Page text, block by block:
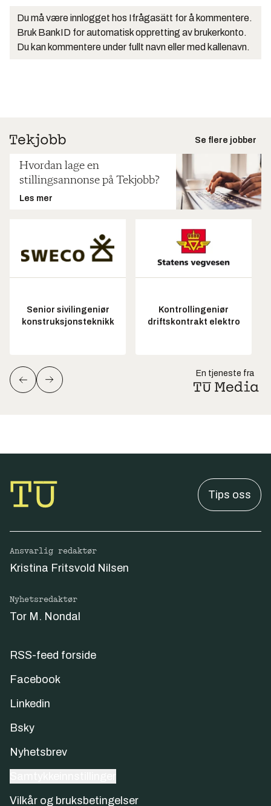
Du må være innlogget hos Ifrågasätt for å kommentere.
Bruk BankID for automatisk oppretting av brukerkonto.
Du kan kommentere under fullt navn eller med kallenavn.
Se flere jobber
Hvordan lage en
stillingsannonse på Tekjobb?
Les mer
Senior sivilingeniør
konstruksjonsteknikk
Kontrollingeniør
driftskontrakt elektro
En tjeneste fra
Tips oss
Ansvarlig redaktør
Kristina Fritsvold Nilsen
Nyhetsredaktør
Tor M. Nondal
RSS-feed forside
Facebook
Linkedin
Bsky
Nyhetsbrev
Vilkår og bruksbetingelser